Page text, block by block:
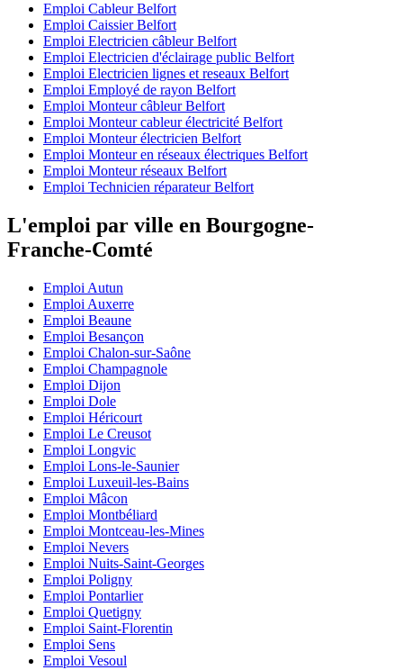
Emploi Cableur Belfort
Emploi Caissier Belfort
Emploi Electricien câbleur Belfort
Emploi Electricien d'éclairage public Belfort
Emploi Electricien lignes et reseaux Belfort
Emploi Employé de rayon Belfort
Emploi Monteur câbleur Belfort
Emploi Monteur cableur électricité Belfort
Emploi Monteur électricien Belfort
Emploi Monteur en réseaux électriques Belfort
Emploi Monteur réseaux Belfort
Emploi Technicien réparateur Belfort
L'emploi par ville en Bourgogne-
Franche-Comté
Emploi Autun
Emploi Auxerre
Emploi Beaune
Emploi Besançon
Emploi Chalon-sur-Saône
Emploi Champagnole
Emploi Dijon
Emploi Dole
Emploi Héricourt
Emploi Le Creusot
Emploi Longvic
Emploi Lons-le-Saunier
Emploi Luxeuil-les-Bains
Emploi Mâcon
Emploi Montbéliard
Emploi Montceau-les-Mines
Emploi Nevers
Emploi Nuits-Saint-Georges
Emploi Poligny
Emploi Pontarlier
Emploi Quetigny
Emploi Saint-Florentin
Emploi Sens
Emploi Vesoul